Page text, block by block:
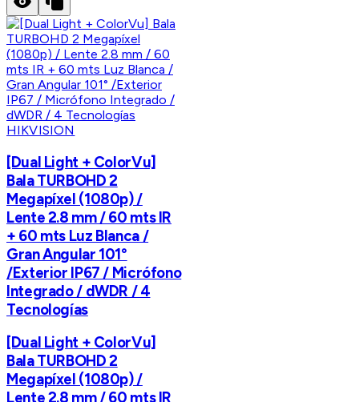
HIKVISION
[Dual Light + ColorVu]
Bala TURBOHD 2
Megapíxel (1080p) /
Lente 2.8 mm / 60 mts IR
+ 60 mts Luz Blanca /
Gran Angular 101°
/Exterior IP67 / Micrófono
Integrado / dWDR / 4
Tecnologías
[Dual Light + ColorVu]
Bala TURBOHD 2
Megapíxel (1080p) /
Lente 2.8 mm / 60 mts IR